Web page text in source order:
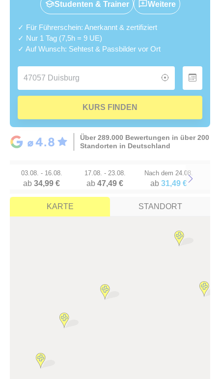
Studenten & Trainer Weitere
✓ Für Führerschein: Anerkannt & zertifiziert
✓ Nur 1 Tag (7,5h = 9 UE)
✓ Auf Wunsch: Sehtest & Passbilder vor Ort
KURS FINDEN
Über 289.000 Bewertungen in über 200
Standorten in Deutschland
03.08. - 16.08.
ab34,99 €
17.08. - 23.08.
ab47,49 €
Nach dem 24.08.
ab 31,49 €Next
KARTE STANDORT